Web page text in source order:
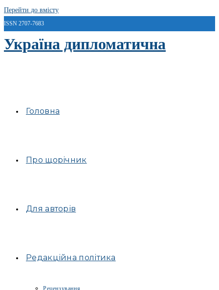
Перейти до вмісту
ISSN 2707-7683
Україна дипломатична
Головна
Про щорічник
Для авторів
Редакційна політика
Рецензування